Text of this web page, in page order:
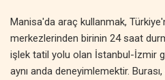
Manisa'da araç kullanmak,
merkezlerinden birinin 24 saat
işlek tatil yolu olan İstanbul-İzmir
aynı anda deneyimlemektir. Burası,